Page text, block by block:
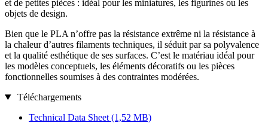
et de petites pièces : idéal pour les miniatures, les figurines ou les
objets de design.
Bien que le PLA n’offre pas la résistance extrême ni la résistance à
la chaleur d’autres filaments techniques, il séduit par sa polyvalence
et la qualité esthétique de ses surfaces. C’est le matériau idéal pour
les modèles conceptuels, les éléments décoratifs ou les pièces
fonctionnelles soumises à des contraintes modérées.
Téléchargements
Technical Data Sheet (1,52 MB)